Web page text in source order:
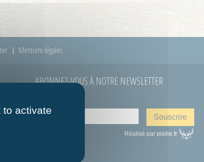
Mentions légales
ABONNEZ-VOUS À NOTRE NEWSLETTER
Réalisé par pixilie.fr
to activate